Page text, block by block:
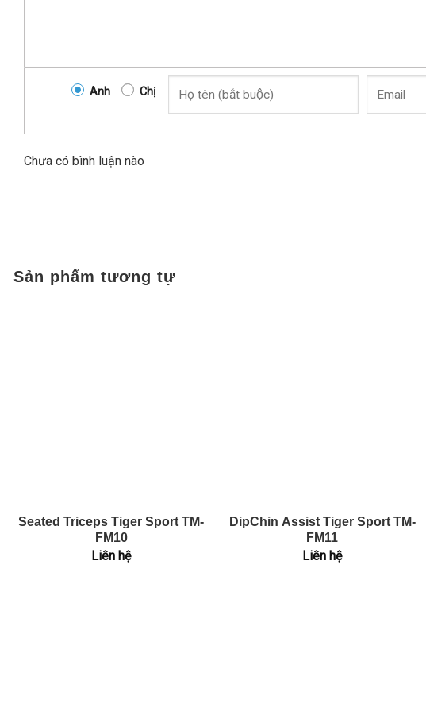
Anh Chị
Chưa có bình luận nào
Sản phẩm tương tự
Seated Triceps Tiger Sport TM-
FM10
Liên hệ
DipChin Assist Tiger Sport TM-
FM11
Liên hệ